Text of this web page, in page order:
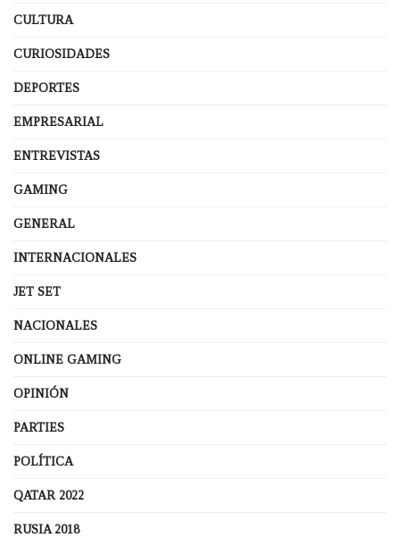
CULTURA
CURIOSIDADES
DEPORTES
EMPRESARIAL
ENTREVISTAS
GAMING
GENERAL
INTERNACIONALES
JET SET
NACIONALES
ONLINE GAMING
OPINIÓN
PARTIES
POLÍTICA
QATAR 2022
RUSIA 2018